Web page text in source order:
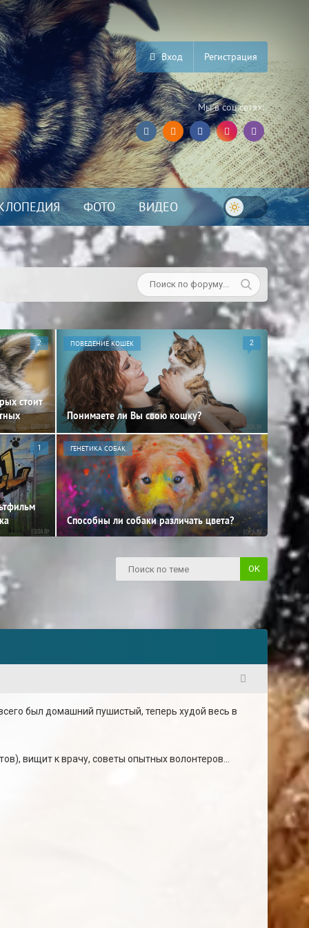
Вход Регистрация
Мы в соц.сетях:
ФОТО ВИДЕО
2
стоит
ПОВЕДЕНИЕ КОШЕК 2
Понимаете ли Вы свою кошку?
1 ГЕНЕТИКА СОБАК
Способны ли собаки различать цвета?
был домашний пушистый, теперь худой весь в
вищит к врачу, советы опытных волонтеров...